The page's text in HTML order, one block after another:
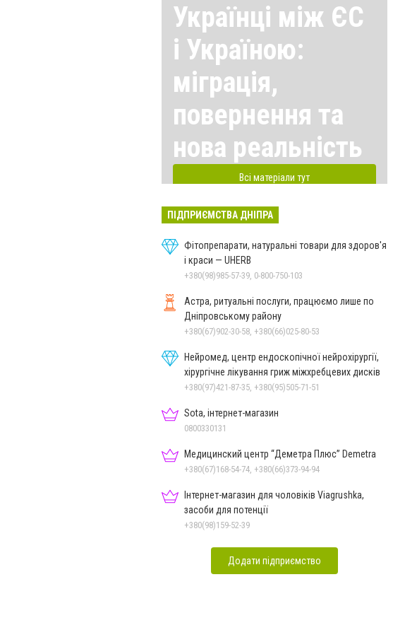
Українці між ЄС
і Україною:
міграція,
повернення та
нова реальність
Всі матеріали тут
ПІДПРИЄМСТВА ДНІПРА
Фітопрепарати, натуральні товари для здоров'я
і краси — UHERB
+380(98)985-57-39, 0-800-750-103
Астра, ритуальні послуги, працюємо лише по
Дніпровському району
+380(67)902-30-58, +380(66)025-80-53
Нейромед, центр ендоскопічної нейрохірургії,
хірургічне лікування гриж міжхребцевих дисків
+380(97)421-87-35, +380(95)505-71-51
Sota, інтернет-магазин
0800330131
Медицинский центр “Деметра Плюс” Demetra
+380(67)168-54-74, +380(66)373-94-94
Інтернет-магазин для чоловіків Viagrushka,
засоби для потенції
+380(98)159-52-39
Додати підприємство